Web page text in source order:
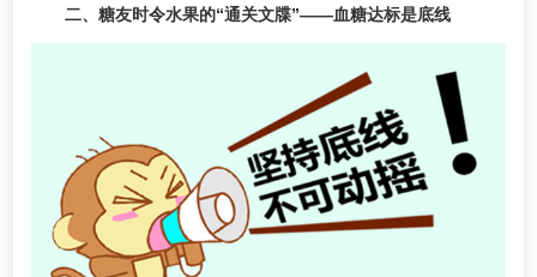
二、糖友时令水果的“通关文牒”——血糖达标是底线